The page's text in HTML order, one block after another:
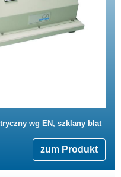
wg EN, szklany blat
zum Produkt